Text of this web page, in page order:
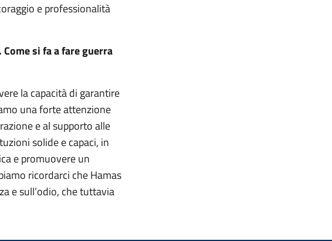
e professionalità
si fa a fare guerra
la capacità di garantire
una forte attenzione
e al supporto alle
solide e capaci, in
e promuovere un
ricordarci che Hamas
e sull’odio, che tuttavia